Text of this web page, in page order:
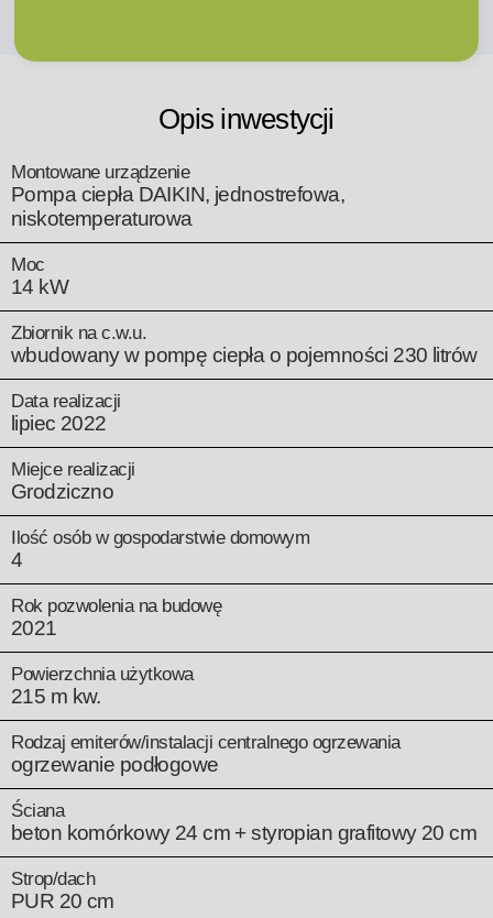
Opis inwestycji
Montowane urządzenie
Pompa ciepła DAIKIN, jednostrefowa,
niskotemperaturowa
Moc
14 kW
Zbiornik na c.w.u.
wbudowany w pompę ciepła o pojemności 230 litrów
Data realizacji
lipiec 2022
Miejce realizacji
Grodziczno
Ilość osób w gospodarstwie domowym
4
Rok pozwolenia na budowę
2021
Powierzchnia użytkowa
215 m kw.
Rodzaj emiterów/instalacji centralnego ogrzewania
ogrzewanie podłogowe
Ściana
beton komórkowy 24 cm + styropian grafitowy 20 cm
Strop/dach
PUR 20 cm